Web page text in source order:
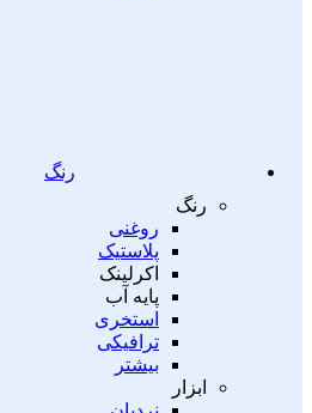
رنگ
رنگ
روغنی
پلاستیک
اکرلینک
پایه آب
استخری
ترافیکی
بیشتر
ابزار